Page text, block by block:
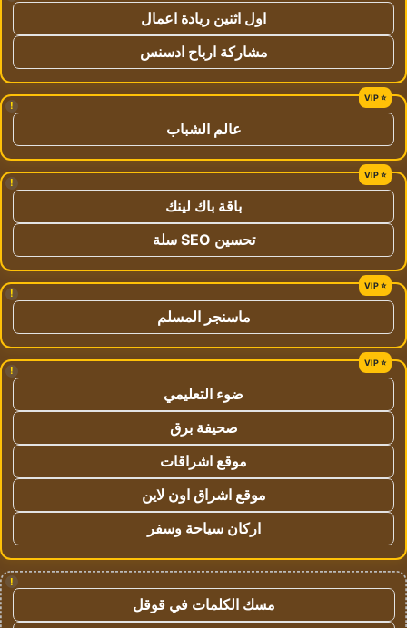
اول اثنين ريادة اعمال
مشاركة ارباح ادسنس
!
عالم الشباب
!
باقة باك لينك
تحسين SEO سلة
!
ماسنجر المسلم
!
ضوء التعليمي
صحيفة برق
موقع اشراقات
موقع اشراق اون لاين
اركان سياحة وسفر
!
مسك الكلمات في قوقل